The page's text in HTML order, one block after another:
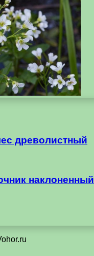
древолистный
наклоненный